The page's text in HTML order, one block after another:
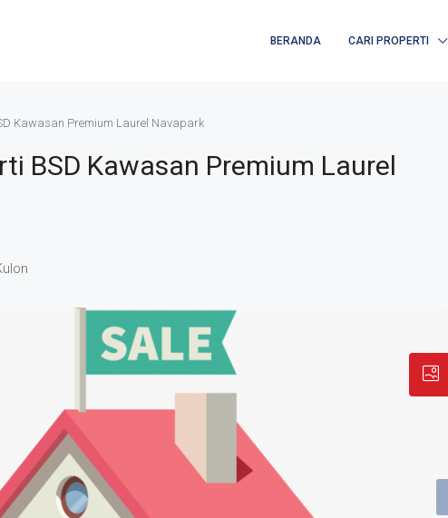
BERANDA CARI PROPERTI
Kawasan Premium Laurel Navapark
BSD Kawasan Premium Laurel